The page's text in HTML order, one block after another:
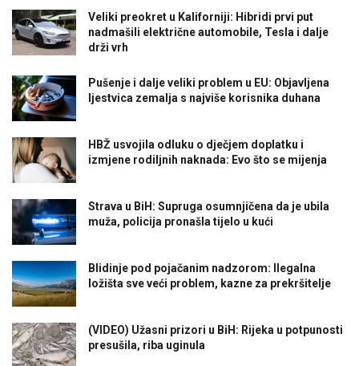
Veliki preokret u Kaliforniji: Hibridi prvi put
nadmašili električne automobile, Tesla i dalje
drži vrh
Pušenje i dalje veliki problem u EU: Objavljena
ljestvica zemalja s najviše korisnika duhana
HBŽ usvojila odluku o dječjem doplatku i
izmjene rodiljnih naknada: Evo što se mijenja
Strava u BiH: Supruga osumnjičena da je ubila
muža, policija pronašla tijelo u kući
Blidinje pod pojačanim nadzorom: Ilegalna
ložišta sve veći problem, kazne za prekršitelje
(VIDEO) Užasni prizori u BiH: Rijeka u potpunosti
presušila, riba uginula